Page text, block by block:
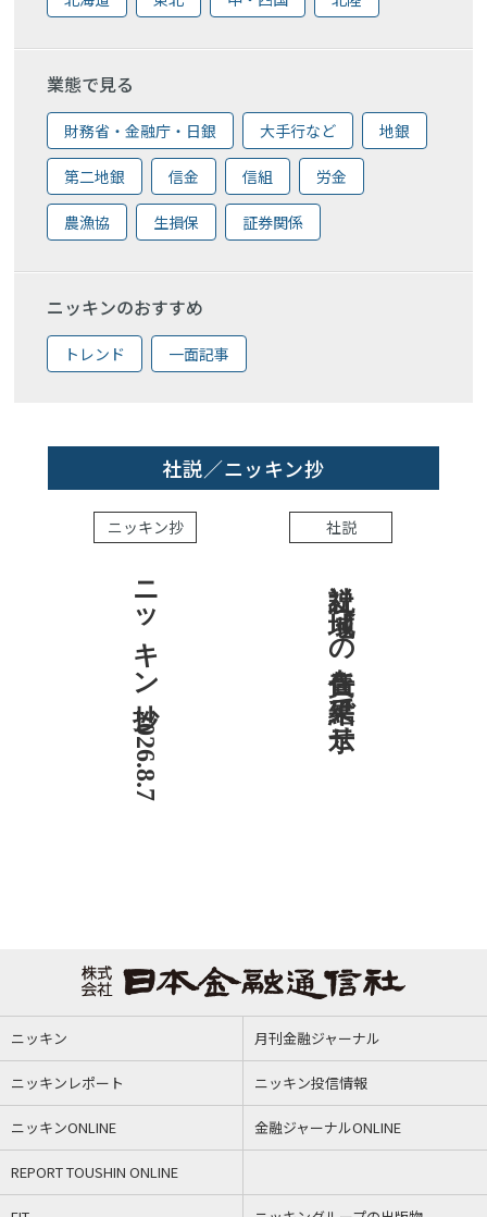
業態で見る
財務省・金融庁・日銀 大手行など 地銀
第二地銀 信金 信組 労金
農漁協 生損保 証券関係
ニッキンのおすすめ
トレンド 一面記事
社説／ニッキン抄
ニッキン抄
ニッキン抄 2026.8.7
社説
社説 地域への責任を結果で示せ
ニッキン 月刊金融ジャーナル
ニッキンレポート ニッキン投信情報
ニッキンONLINE 金融ジャーナルONLINE
REPORT TOUSHIN ONLINE